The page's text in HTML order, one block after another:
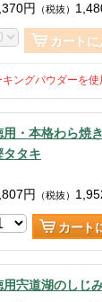
円 （税抜）
カートに
ングパウダーを
用・本格わら焼
タタキ
円 （税抜）
カート
用宍道湖のしじ